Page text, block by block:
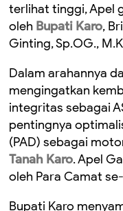
terlihat tinggi, ​Apel
oleh Bupati Karo,
Ginting, Sp.OG.,
Dalam arahannya
mengingatkan
integritas sebagai
pentingnya
(PAD) sebagai
Tanah Karo. Apel
oleh Para Camat
​Bupati Karo